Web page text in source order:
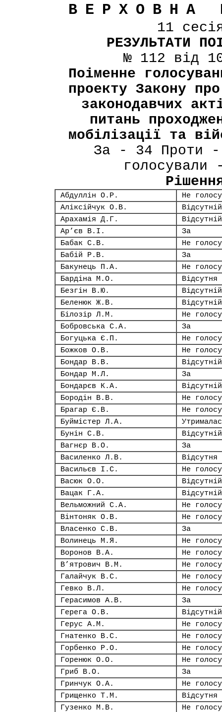
ВЕРХОВНА
11
РЕЗУЛЬТАТИ
№ 112 від
Поіменне
проекту Закону
законодавчих
питань
мобілізації та
За - 34 Проти -
Абдуллін О.Р.
Не
Аліксійчук О.В.
Відсутній
Арахамія Д.Г.
Відсутній
Ар’єв В.І.
За
Бабак С.В.
Не
Бабій Р.В.
За
Бакунець П.А.
Не
Бардіна М.О.
Відсутня
Безгін В.Ю.
Відсутній
Беленюк Ж.В.
Відсутній
Білозір Л.М.
Не
Бобровська С.А.
За
Богуцька Є.П.
Не
Божков О.В.
Не
Бондар В.В.
Відсутній
Бондар М.Л.
За
Бондарєв К.А.
Відсутній
Бородін В.В.
Не
Брагар Є.В.
Не
Буймістер Л.А.
Бунін С.В.
Відсутній
Вагнєр В.О.
За
Василенко Л.В.
Відсутня
Васильєв І.С.
Не
Васюк О.О.
Відсутній
Вацак Г.А.
Відсутній
Вельможний С.А.
Не
Вінтоняк О.В.
Не
Власенко С.В.
За
Волинець М.Я.
Не
Воронов В.А.
Не
В’ятрович В.М.
Не
Галайчук В.С.
Не
Гевко В.Л.
Не
Герасимов А.В.
За
Герега О.В.
Відсутній
Герус А.М.
Не
Гнатенко В.С.
Не
Горбенко Р.О.
Не
Горенюк О.О.
Не
Гриб В.О.
За
Гринчук О.А.
Не
Грищенко Т.М.
Відсутня
Гузенко М.В.
Не